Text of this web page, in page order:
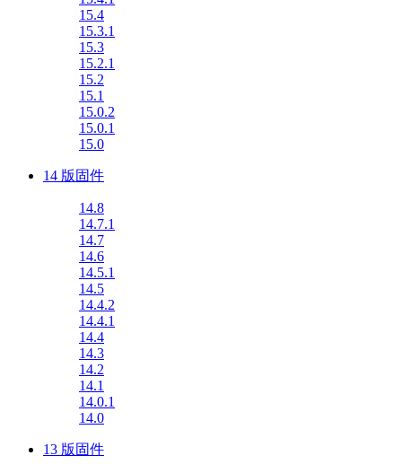
15.4
15.3.1
15.3
15.2.1
15.2
15.1
15.0.2
15.0.1
15.0
14 版固件
14.8
14.7.1
14.7
14.6
14.5.1
14.5
14.4.2
14.4.1
14.4
14.3
14.2
14.1
14.0.1
14.0
13 版固件